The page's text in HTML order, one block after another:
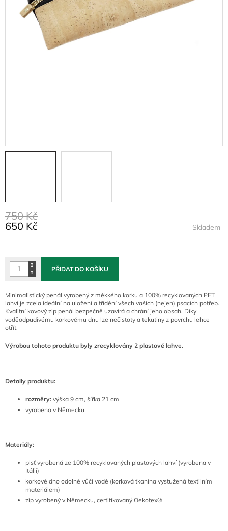
750 Kč
650 Kč
Skladem
PŘIDAT DO KOŠÍKU
Minimalistický penál vyrobený z měkkého korku a 100% recyklovaných PET
lahví je zcela ideální na uložení a třídění všech vašich (nejen) psacích potřeb.
Kvalitní kovový zip penál bezpečně uzavírá a chrání jeho obsah. Díky
voděodpudivému korkovému dnu lze nečistoty a tekutiny z povrchu lehce
otřít.
Výrobou tohoto produktu byly zrecyklovány 2 plastové lahve.
Detaily produktu:
rozměry: výška 9 cm, šířka 21 cm
vyrobeno v Německu
Materiály:
plsť vyrobená ze 100% recyklovaných plastových lahví (vyrobena v
Itálii)
korkové dno odolné vůči vodě (korková tkanina vystužená textilním
materiálem)
zip vyrobený v Německu, certifikovaný Oekotex®